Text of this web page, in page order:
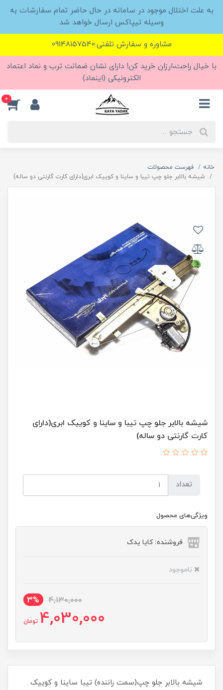
به علت اختلال موجود در سامانه در حال حاضر تمام سفارشات به
وسیله تیپاکس ارسال خواهد شد
مشاوره و سفارش تلفنی:09148157540
با خیال راحت،ارزان خرید کن! دارای نشان ضمانت ترب و نماد اعتماد
الکترونیکی (اینماد)
0
خانه
فهرست محصولات
شیشه بالابر جلو چپ تیبا و ساینا و کوییک ابری(دارای کارت گارنتی دو ساله)
شیشه بالابر جلو چپ تیبا و ساینا و کوییک ابری(دارای
کارت گارنتی دو ساله)
تعداد
ویژگی‌های محصول
فروشنده: کایا یدک
ناموجود
4,130,000
3%
4,030,000 تومان
شیشه بالابر جلو چپ(سمت راننده) تیبا ساینا و کوییک